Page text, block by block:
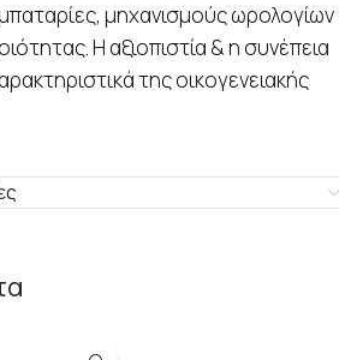
μηχανισμούς ωρολογίων
Η αξιοπιστία & η συνέπεια
της οικογενειακής